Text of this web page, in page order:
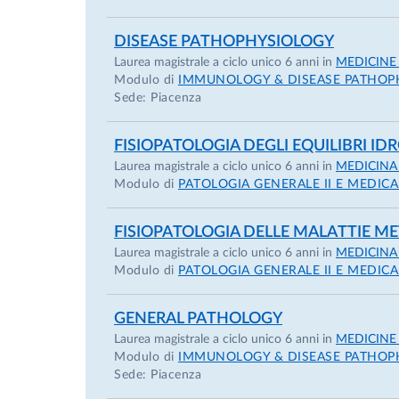
finanziato nell’ambito di progetti PRIN, ha
laboratori italiani, europei ed extraeuropei.
ed enti pubblici e privati; è componente
of Physiology - Cell Physiology. Ha curato
Physiological Society e della Società
Curriculum Inglese:Ovidio Bussolati was
and his Ph.D. in Molecular Biology and
1990, Associate Professor in 2000 and
Department of Medicine and Surgery of
Medical School, in the MA Courses in
qualification schools. He is a member of
resources and organization and Chair of
2023. His scientific interests have mainly
such as the regulation of amino acid
DISEASE PATHOPHYSIOLOGY
Laurea magistrale a ciclo unico 6 anni in
Modulo di
IMMUNOLOGY & DISEASE
Sede: Piacenza
FISIOPATOLOGIA DEGLI EQUILIBRI
Laurea magistrale a ciclo unico 6 anni in
Modulo di PATOLOGIA GENERALE II E
FISIOPATOLOGIA DELLE MALATTIE
Laurea magistrale a ciclo unico 6 anni in
Modulo di PATOLOGIA GENERALE II E
GENERAL PATHOLOGY
Laurea magistrale a ciclo unico 6 anni in
Modulo di
IMMUNOLOGY & DISEASE
Sede: Piacenza